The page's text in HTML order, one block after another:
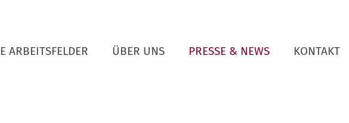
ARBEITSFELDER ÜBER UNS PRESSE & NEWS KONTAKT